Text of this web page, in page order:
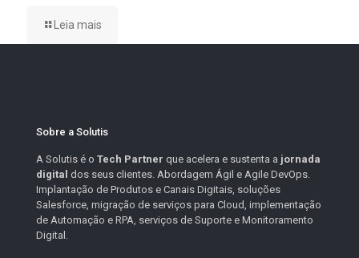
Leia mais
Sobre a Solutis
A Solutis é o Tech Partner que acelera e sustenta a jornada
digital dos seus clientes. Abordagem Ágil e Agile DevOps.
Implantação de Produtos e Canais Digitais, soluções
Salesforce, migração de serviços para Cloud, implementação
de Automação e RPA, serviços de Suporte e Monitoramento
Digital.